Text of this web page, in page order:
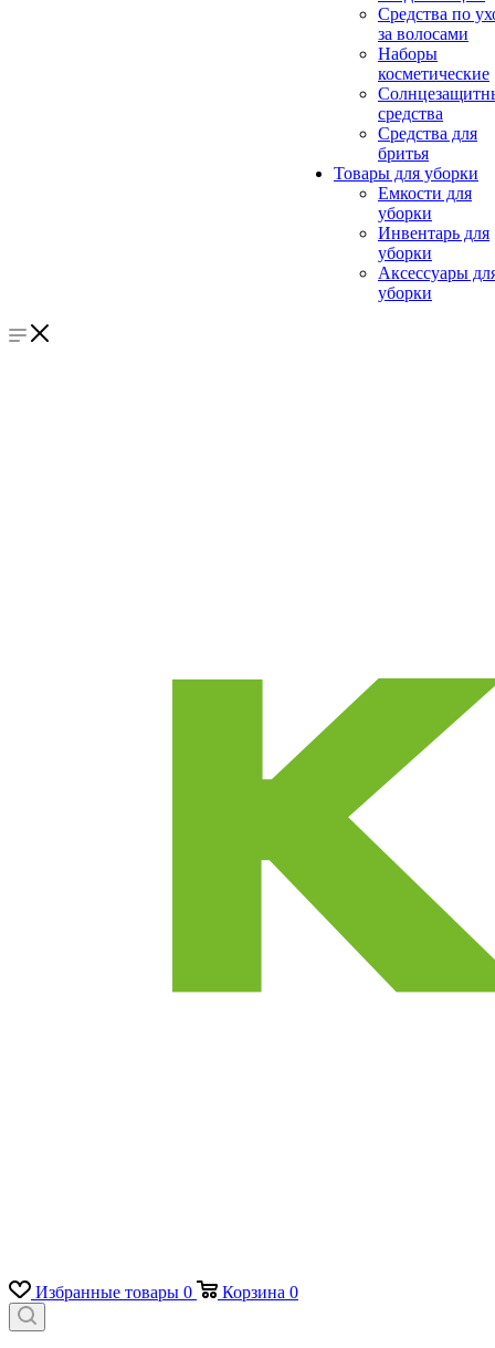
Средства по
за волосами
Наборы
косметические
средства
Средства для
бритья
Товары для уборки
Емкости для
уборки
Инвентарь для
уборки
Аксессуары
уборки
Избранные товары 0 Корзина 0